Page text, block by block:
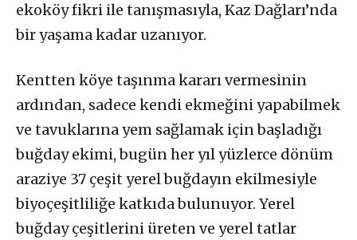
ekoköy fikri ile tanışmasıyla, Kaz Dağları’nda
bir yaşama kadar uzanıyor.
Kentten köye taşınma kararı vermesinin
ardından, sadece kendi ekmeğini yapabilmek
ve tavuklarına yem sağlamak için başladığı
buğday ekimi, bugün her yıl yüzlerce dönüm
araziye 37 çeşit yerel buğdayın ekilmesiyle
biyoçeşitliliğe katkıda bulunuyor. Yerel
buğday çeşitlerini üreten ve yerel tatlar